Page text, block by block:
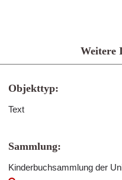
Weitere
Objekttyp:
Text
Sammlung:
Kinderbuchsammlung der